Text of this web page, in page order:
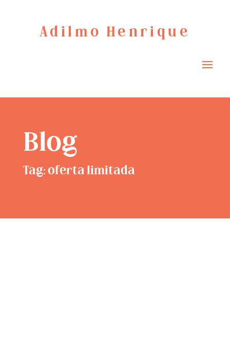
Adilmo Henrique
Blog
Tag: oferta limitada